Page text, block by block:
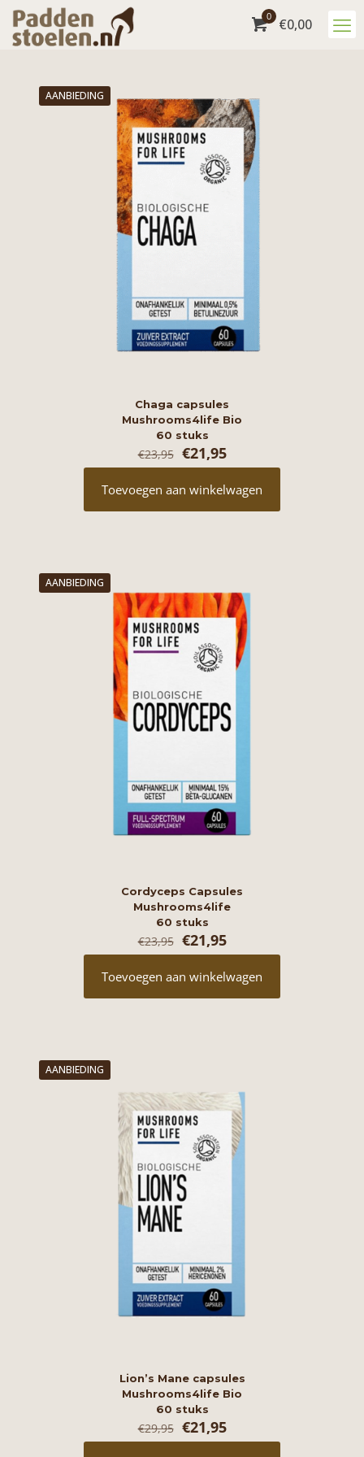
0 €0,00
AANBIEDING
Chaga capsules
Mushrooms4life Bio
60 stuks
€23,95 Oorspronkelijke
prijs
was:
€23,95.
€21,95Huidige
prijs
is:
€21,95.
Toevoegen aan winkelwagen
AANBIEDING
Cordyceps Capsules
Mushrooms4life
60 stuks
€23,95 Oorspronkelijke
prijs
was:
€23,95.
€21,95Huidige
prijs
is:
€21,95.
Toevoegen aan winkelwagen
AANBIEDING
Lion’s Mane capsules
Mushrooms4life Bio
60 stuks
€29,95 Oorspronkelijke
prijs
€21,95Huidige
prijs